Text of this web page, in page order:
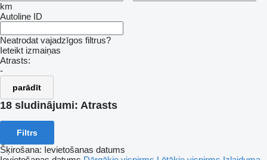
km
Autoline ID
Neatrodat vajadzīgos filtrus?
Ieteikt izmaiņas
Atrasts:
-
parādīt
18 sludinājumi: Atrasts
Filtrs
Šķirošana: Ievietošanas datums